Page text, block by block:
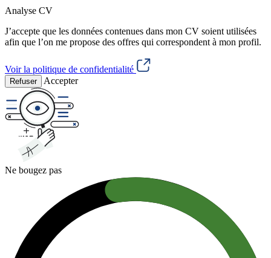
Analyse CV
J’accepte que les données contenues dans mon CV soient utilisées
afin que l’on me propose des offres qui correspondent à mon profil.
Voir la politique de confidentialité
Refuser Accepter
Ne bougez pas